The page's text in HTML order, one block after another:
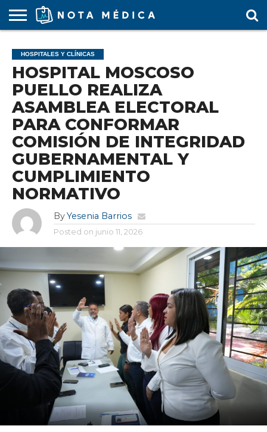
MÉDICA
ARS
ARTÍCULO
ACTUALIDAD
COLEGIO
MÉDICO
COVID-
19
EDUCACIÓN
MÉDICA
ESTUDIANTES
FARMACÉUTICAS
GUBERNAMENTAL
HOSPITALES
Y CLÍNICAS
MARKETING
MÉDICO
RESIDENTES
SALUD
LABORAL
SOCIEDADES
MÉDICAS
TURISMO
MÉDICO
VÍDEOS
HOSPITALES Y CLÍNICAS
HOSPITAL MOSCOSO
PUELLO REALIZA
ASAMBLEA ELECTORAL
PARA CONFORMAR
COMISIÓN DE INTEGRIDAD
GUBERNAMENTAL Y
CUMPLIMIENTO
NORMATIVO
ByYesenia Barrios
Posted on junio 11, 2026